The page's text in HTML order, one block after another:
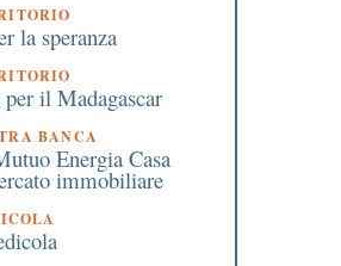
la speranza
il Madagascar
BANCA
Energia Casa
immobiliare